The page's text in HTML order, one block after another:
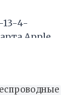
13-4-
Apple